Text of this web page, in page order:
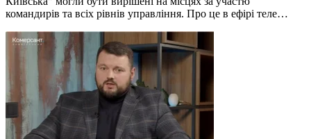
командирів та всіх рівнів управління. Про це в ефірі теле…